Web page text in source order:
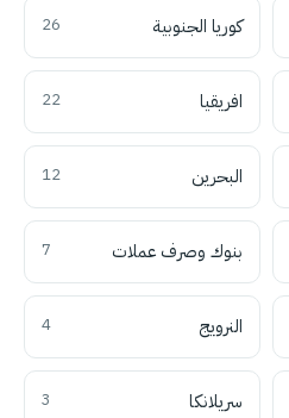
كوريا الجنوبية 26
افريقيا 22
البحرين 12
بنوك وصرف عملات 7
النرويج 4
سريلانكا 3